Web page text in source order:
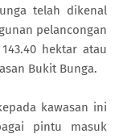
telah dikenal
pelancongan
hektar atau
Bukit Bunga.
kawasan ini
pintu masuk